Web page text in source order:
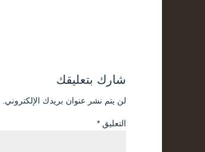
شارك بتعليقك
لن يتم نشر عنوان بريدك الإلكتروني.
التعليق *